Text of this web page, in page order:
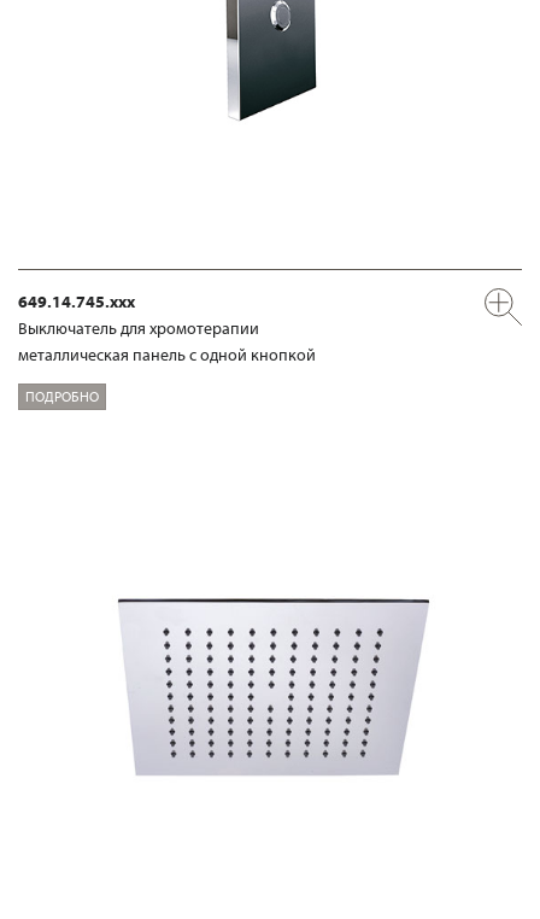
649.14.745.xxx
Выключатель для хромотерапии
металлическая панель с одной кнопкой
ПОДРОБНО